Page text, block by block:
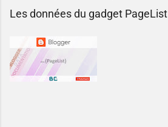
Les données du gadget PageList